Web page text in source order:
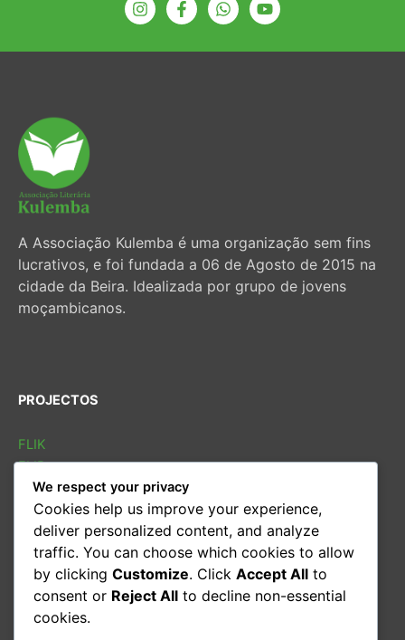
A Associação Kulemba é uma organização sem fins
lucrativos, e foi fundada a 06 de Agosto de 2015 na
cidade da Beira. Idealizada por grupo de jovens
moçambicanos.
PROJECTOS
FLIK
FLIB
SOLETRAS
Sarau cultural
Conversas
Oficina de leitura
CONTACTOS
We respect your privacy
Cookies help us improve your experience,
deliver personalized content, and analyze
traffic. You can choose which cookies to allow
by clicking Customize. Click Accept All to
consent or Reject All to decline non-essential
cookies.